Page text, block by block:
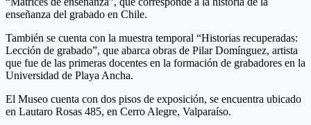
enseñanza del grabado en Chile.
También se cuenta con la muestra temporal “Historias recuperadas:
Lección de grabado”, que abarca obras de Pilar Domínguez, artista
que fue de las primeras docentes en la formación de grabadores en la
Universidad de Playa Ancha.
El Museo cuenta con dos pisos de exposición, se encuentra ubicado
en Lautaro Rosas 485, en Cerro Alegre, Valparaíso.